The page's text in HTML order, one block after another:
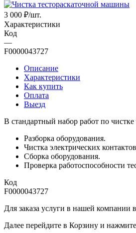
3 000 ₽/шт.
Характеристики
Код
—
F0000043727
Описание
Характеристики
Как купить
Оплата
Выезд
В стандартный набор работ по
Разборка оборудования.
Чистка электрических
Сборка оборудования.
Проверка работоспособности
Код
F0000043727
Для заказа услуги в нашей компании
Далее перейдите в Корзину и